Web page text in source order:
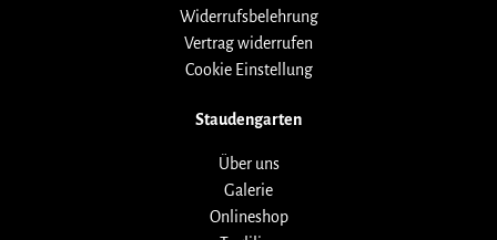
Widerrufsbelehrung
Vertrag widerrufen
Cookie Einstellung
Staudengarten
Über uns
Galerie
Onlineshop